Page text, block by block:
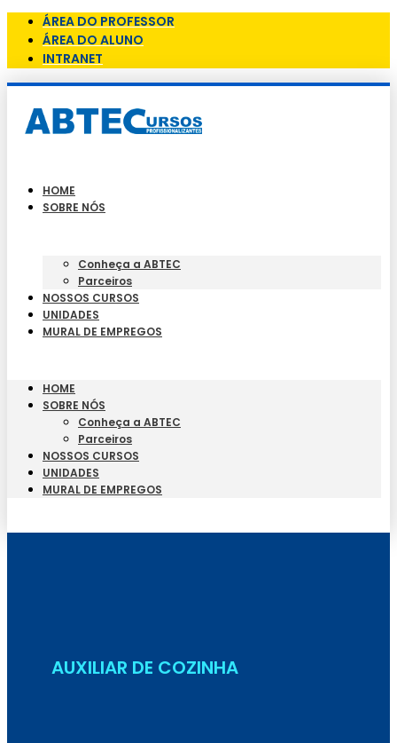
ÁREA DO PROFESSOR
ÁREA DO ALUNO
INTRANET
HOME
SOBRE NÓS
Conheça a ABTEC
Parceiros
NOSSOS CURSOS
UNIDADES
MURAL DE EMPREGOS
HOME
SOBRE NÓS
Conheça a ABTEC
Parceiros
NOSSOS CURSOS
UNIDADES
MURAL DE EMPREGOS
AUXILIAR DE COZINHA